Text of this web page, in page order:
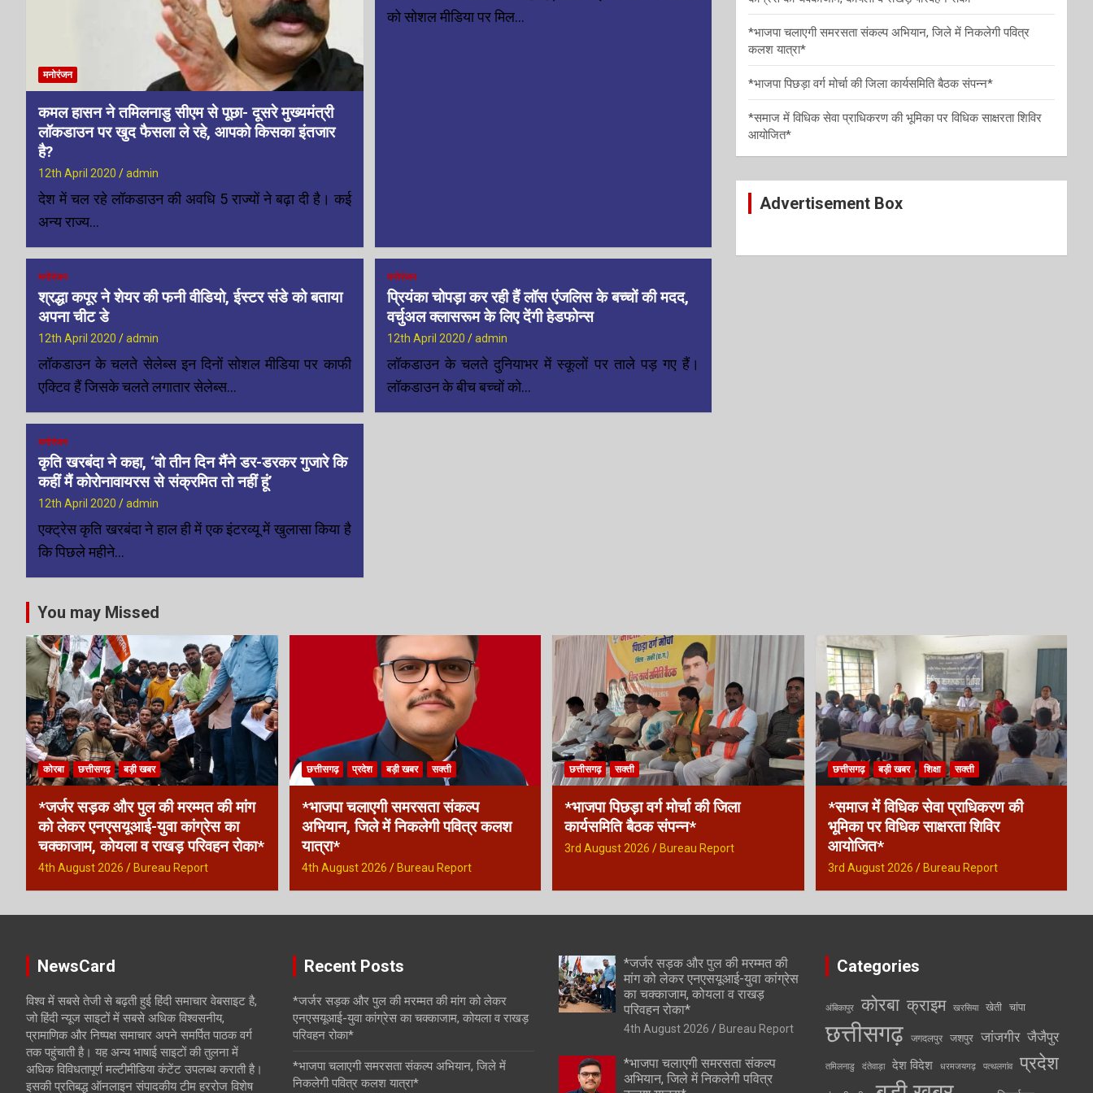
मनोरंजन
कमल हासन ने तमिलनाडु सीएम से पूछा- दूसरे मुख्यमंत्री
लॉकडाउन पर खुद फैसला ले रहे, आपको किसका इंतजार
है?
12th April 2020 admin
देश में चल रहे लॉकडाउन की अवधि 5 राज्यों ने बढ़ा दी है। कई
अन्य राज्य…
को सोशल मीडिया पर मिल…
मनोरंजन
श्रद्धा कपूर ने शेयर की फनी वीडियो, ईस्टर संडे को बताया
अपना चीट डे
12th April 2020 admin
लॉकडाउन के चलते सेलेब्स इन दिनों सोशल मीडिया पर काफी
एक्टिव हैं जिसके चलते लगातार सेलेब्स…
मनोरंजन
प्रियंका चोपड़ा कर रही हैं लॉस एंजलिस के बच्चों की मदद,
वर्चुअल क्लासरूम के लिए देंगी हेडफोन्स
12th April 2020 admin
लॉकडाउन के चलते दुनियाभर में स्कूलों पर ताले पड़ गए हैं।
लॉकडाउन के बीच बच्चों को…
मनोरंजन
कृति खरबंदा ने कहा, ‘वो तीन दिन मैंने डर-डरकर गुजारे कि
कहीं मैं कोरोनावायरस से संक्रमित तो नहीं हूं’
12th April 2020 admin
एक्ट्रेस कृति खरबंदा ने हाल ही में एक इंटरव्यू में खुलासा किया है
कि पिछले महीने…
*भाजपा चलाएगी समरसता संकल्प अभियान, जिले में निकलेगी पवित्र
कलश यात्रा*
*भाजपा पिछड़ा वर्ग मोर्चा की जिला कार्यसमिति बैठक संपन्न*
*समाज में विधिक सेवा प्राधिकरण की भूमिका पर विधिक साक्षरता शिविर
आयोजित*
Advertisement Box
You may Missed
कोरबा छत्तीसगढ़ बड़ी खबर
*जर्जर सड़क और पुल की मरम्मत की मांग
को लेकर एनएसयूआई-युवा कांग्रेस का
चक्काजाम, कोयला व राखड़ परिवहन रोका*
4th August 2026 Bureau Report
छत्तीसगढ़ प्रदेश बड़ी खबर सक्ती
*भाजपा चलाएगी समरसता संकल्प
अभियान, जिले में निकलेगी पवित्र कलश
यात्रा*
4th August 2026 Bureau Report
छत्तीसगढ़ सक्ती
*भाजपा पिछड़ा वर्ग मोर्चा की जिला
कार्यसमिति बैठक संपन्न*
3rd August 2026 Bureau Report
छत्तीसगढ़ बड़ी खबर शिक्षा सक्ती
*समाज में विधिक सेवा प्राधिकरण की
भूमिका पर विधिक साक्षरता शिविर
आयोजित*
3rd August 2026 Bureau Report
NewsCard
विश्व में सबसे तेजी से बढ़ती हुई हिंदी समाचार वेबसाइट है,
जो हिंदी न्यूज साइटों में सबसे अधिक विश्वसनीय,
प्रामाणिक और निष्पक्ष समाचार अपने समर्पित पाठक वर्ग
तक पहुंचाती है। यह अन्य भाषाई साइटों की तुलना में
अधिक विविधतापूर्ण मल्टीमीडिया कंटेंट उपलब्ध कराती है।
इसकी प्रतिबद्ध ऑनलाइन संपादकीय टीम हररोज विशेष
Recent Posts
*जर्जर सड़क और पुल की मरम्मत की मांग को लेकर
एनएसयूआई-युवा कांग्रेस का चक्काजाम, कोयला व राखड़
परिवहन रोका*
*भाजपा चलाएगी समरसता संकल्प अभियान, जिले में
निकलेगी पवित्र कलश यात्रा*
*जर्जर सड़क और पुल की मरम्मत की
मांग को लेकर एनएसयूआई-युवा कांग्रेस
का चक्काजाम, कोयला व राखड़
परिवहन रोका*
4th August 2026 Bureau Report
*भाजपा चलाएगी समरसता संकल्प
अभियान, जिले में निकलेगी पवित्र
Categories
अंबिकापुर कोरबा क्राइम खरसिया खेती चांपा
छत्तीसगढ़ जगदलपुर जशपुर जांजगीर जैजैपुर
तमिलनाडु दंतेवाड़ा देश विदेश धरमजयगढ़ पत्थलगांव प्रदेश